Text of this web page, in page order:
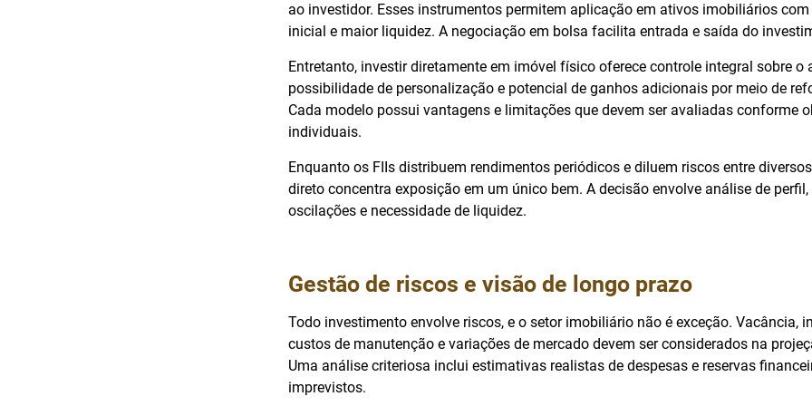
ao investidor. Esses instrumentos permitem aplicação em ativos imobiliários
inicial e maior liquidez. A negociação em bolsa facilita entrada e saída do
Entretanto, investir diretamente em imóvel físico oferece controle integral sobre o
possibilidade de personalização e potencial de ganhos adicionais por meio de
Cada modelo possui vantagens e limitações que devem ser avaliadas conforme
individuais.
Enquanto os FIIs distribuem rendimentos periódicos e diluem riscos entre
direto concentra exposição em um único bem. A decisão envolve análise de
oscilações e necessidade de liquidez.
Gestão de riscos e visão de longo prazo
Todo investimento envolve riscos, e o setor imobiliário não é exceção. Vacância,
custos de manutenção e variações de mercado devem ser considerados na
Uma análise criteriosa inclui estimativas realistas de despesas e reservas
imprevistos.